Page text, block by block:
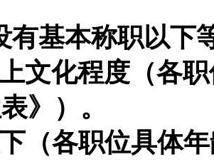
有基本称职以下
文化程度（各
》 ）。
（各职位具体